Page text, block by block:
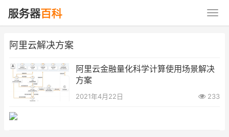
阿里云解决方案
阿里云金融量化科学计算使用场景解决
方案
2021年4月22日 233